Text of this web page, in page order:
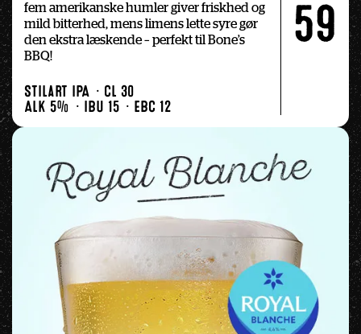
fem amerikanske humler giver friskhed og
mild bitterhed, mens limens lette syre gør
den ekstra læskende – perfekt til Bone’s
BBQ!
Stilart IPA
Cl 30
Alk 5%
IBU 15 EBC 12
59